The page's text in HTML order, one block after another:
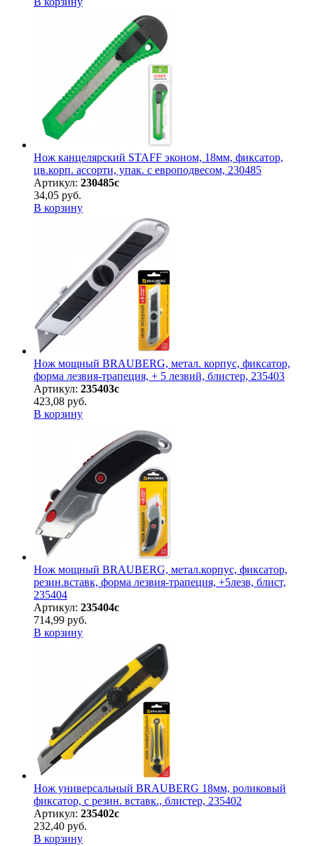
Нож канцелярский STAFF эконом, 18мм, фиксатор,
цв.корп. ассорти, упак. с европодвесом, 230485
Артикул: 230485с
34,05 руб.
В корзину
Нож мощный BRAUBERG, метал. корпус, фиксатор,
форма лезвия-трапеция, + 5 лезвий, блистер, 235403
Артикул: 235403с
423,08 руб.
В корзину
Нож мощный BRAUBERG, метал.корпус, фиксатор,
резин.вставк, форма лезвия-трапеция, +5лезв, блист,
235404
Артикул: 235404с
714,99 руб.
В корзину
Нож универсальный BRAUBERG 18мм, роликовый
фиксатор, с резин. вставк., блистер, 235402
Артикул: 235402с
232,40 руб.
В корзину